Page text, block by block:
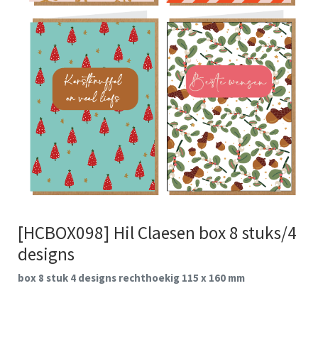
[HCBOX098] Hil Claesen box 8 stuks/4
designs
box 8 stuk 4 designs rechthoekig 115 x 160 mm